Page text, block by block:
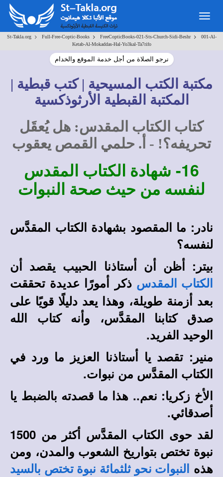
St-Takla.org> Full-Free-Coptic-Books> FreeCopticBooks-021-Sts-Church-Sidi-Beshr>
001-Al-
Ketab-Al-Mokaddas-Hal-Yo3kal-Ta7rifo
نرجو الصلاة من أجل خدمة الموقع والخدام
مكتبة الكتب المسيحية | كتب قبطية |
المكتبة القبطية الأرثوذكسية
كتاب الكتاب المقدس: هل يُعقَل
تحريفه؟! - أ. حلمي القمص يعقوب
16-
شهادة الكتاب المقدس
لنفسه من حيث صحة النبوات
نادر: ما المقصود بشهادة الكتاب المقدَّس
لنفسه؟
بيتر: أظن أن أستاذنا الحبيب يقصد أن
الكتاب المقدس ذكر أمورًا عديدة تحققت
بعد أزمنة طويلة، وهذا يعد دليلًا قويًا على
صدق كتابنا المقدَّس، وأنه كتاب الله
الوحيد الفريد.
منير: تقصد يا أستاذنا العزيز ما ورد في
الكتاب المقدَّس من نبوات.
الأخ زكريا: نعم.. هذا ما قصدته بالضبط يا
أصدقائي.
لقد حوى الكتاب المقدَّس أكثر من 1500
نبوة تختص بتواريخ الشعوب والمدن، ومن
هذه
النبوات نحو ثلثمائة نبوة تختص بالسيد